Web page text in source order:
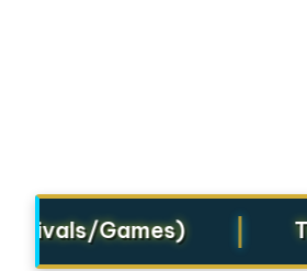
Games)